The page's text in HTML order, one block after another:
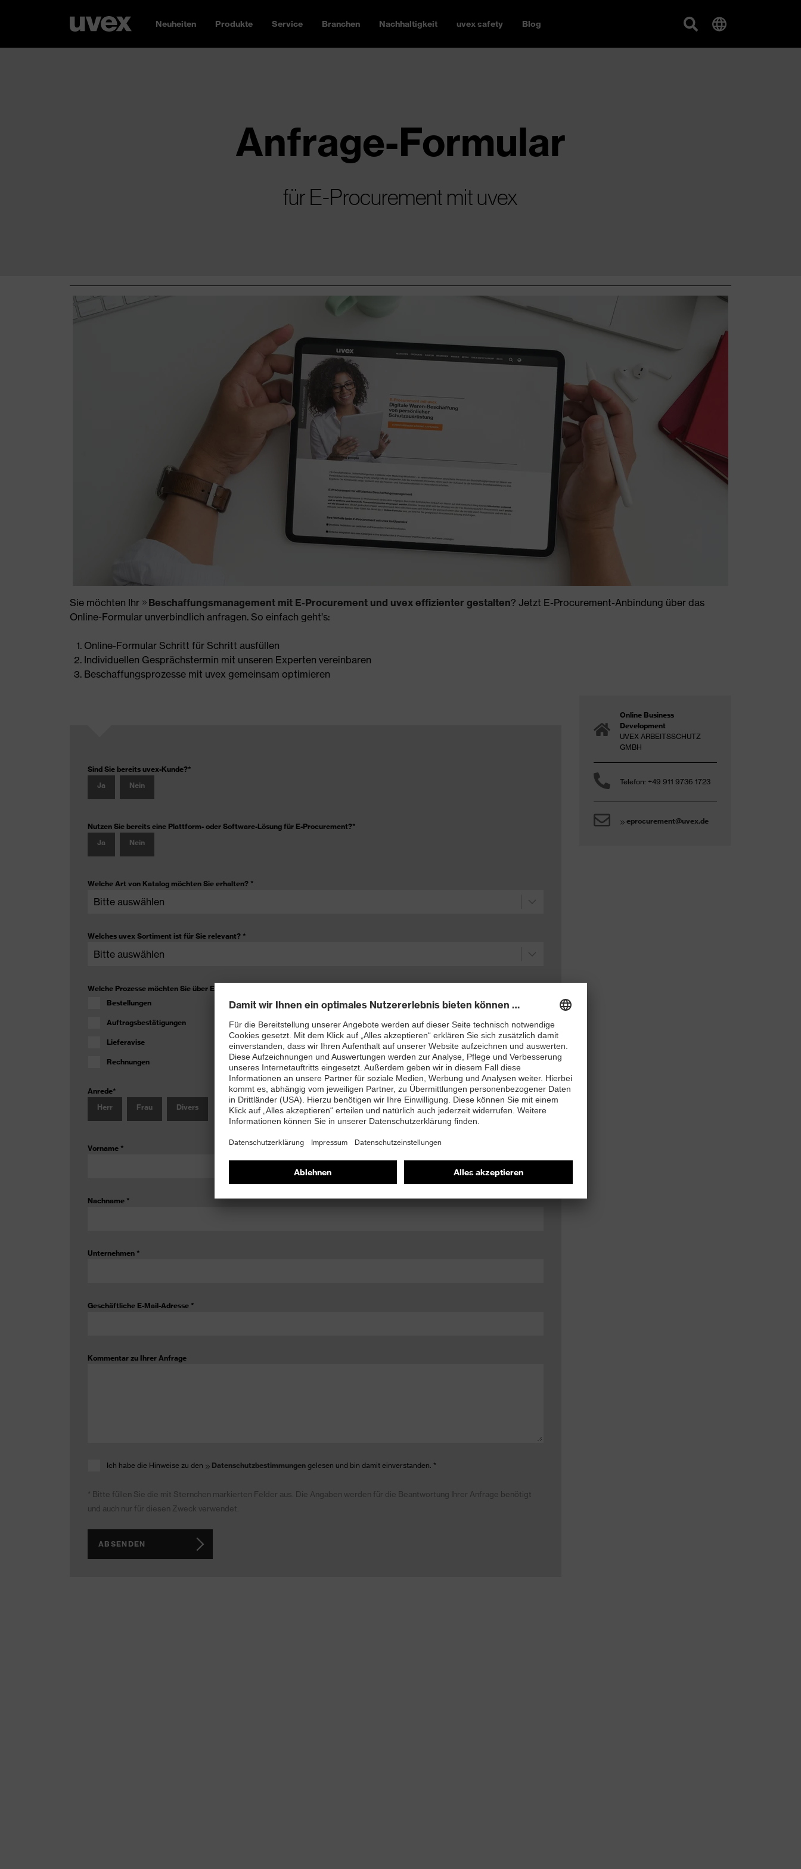
Neuheiten Produkte Service Branchen Nachhaltigkeit uvex safety Blog
Anfrage-Formular
für E-Procurement mit uvex
Sie möchten Ihr Beschaffungsmanagement mit E-Procurement und uvex effizienter gestalten? Jetzt E-Procurement-Anbindung über das
Online-Formular unverbindlich anfragen. So einfach geht’s:
Online-Formular Schritt für Schritt ausfüllen
Individuellen Gesprächstermin mit unseren Experten vereinbaren
Beschaffungsprozesse mit uvex gemeinsam optimieren
Sind Sie bereits uvex-Kunde?*
Ja
Nein
Nutzen Sie bereits eine Plattform- oder Software-Lösung für E-Procurement?*
Ja
Nein
Welche Art von Katalog möchten Sie erhalten? *
Welches uvex Sortiment ist für Sie relevant? *
Welche Prozesse möchten Sie über E-Procurement mit uvex abwickeln?
Bestellungen
Auftragsbestätigungen
Lieferavise
Rechnungen
Anrede*
Herr
Frau Divers
Vorname *
Nachname *
Unternehmen *
Geschäftliche E-Mail-Adresse *
Kommentar zu Ihrer Anfrage
Ich habe die Hinweise zu den Datenschutzbestimmungen gelesen und bin damit einverstanden. *
* Bitte füllen Sie die mit Sternchen markierten Felder aus. Die Angaben werden für die Beantwortung Ihrer Anfrage benötigt
und auch nur für diesen Zweck verwendet.
ABSENDEN
Online Business
Development
UVEX ARBEITSSCHUTZ
GMBH
Telefon: +49 911 9736 1723
eprocurement@uvex.de